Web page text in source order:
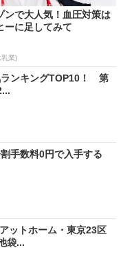
ンで大人気！血圧対策は
ーに足してみて
乳業)
ランキングTOP10！ 第
手数料0円で入手する
ットホーム・東京23区
袋...